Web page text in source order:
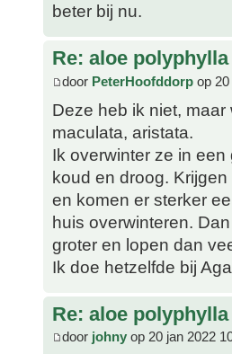
beter bij nu.
Re: aloe polyphylla
door PeterHoofddorp op
Deze heb ik niet,
maculata, aristata.
Ik overwinter ze in
koud en droog.
en komen er sterker
huis overwinteren.
groter en lopen dan
Ik doe hetzelfde bij
Re: aloe polyphylla
door johny op 20 jan 2022